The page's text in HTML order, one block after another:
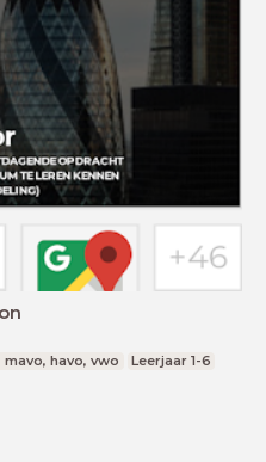
mavo, havo, vwo Leerjaar 1-6